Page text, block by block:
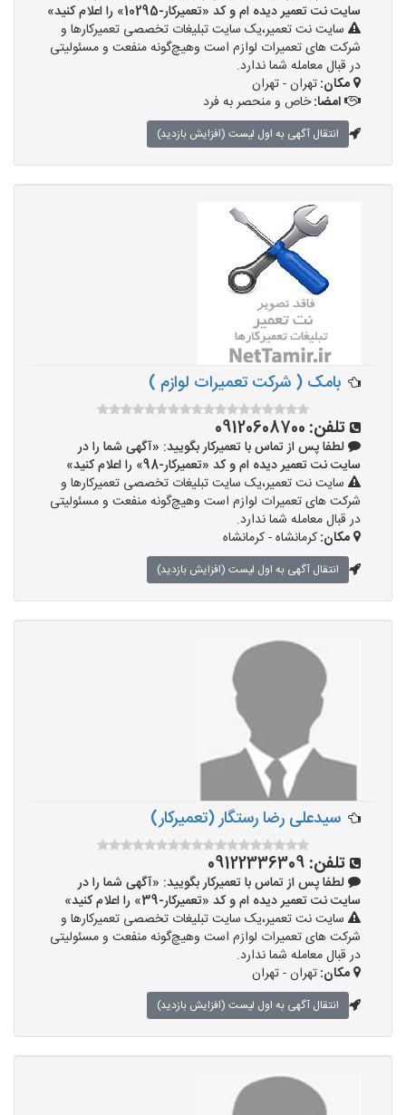
سایت نت تعمیر دیده ام و کد «تعمیرکار-10295» را اعلام کنید»
سایت نت تعمیر،یک سایت تبلیغات تخصصی تعمیرکارها و
شرکت های تعمیرات لوازم است وهیچ‌گونه منفعت و مسئولیتی
در قبال معامله شما ندارد.
مکان:تهران - تهران
امضا:خاص و منحصر به فرد
انتقال آگهی به اول لیست (افزایش بازدید)
بامک ( شرکت تعمیرات لوازم )
تلفن: 09120608700
لطفا پس از تماس با تعمیرکار بگویید: «آگهی شما را در
سایت نت تعمیر دیده ام و کد «تعمیرکار-98» را اعلام کنید»
سایت نت تعمیر،یک سایت تبلیغات تخصصی تعمیرکارها و
شرکت های تعمیرات لوازم است وهیچ‌گونه منفعت و مسئولیتی
در قبال معامله شما ندارد.
مکان:کرمانشاه - کرمانشاه
انتقال آگهی به اول لیست (افزایش بازدید)
سیدعلی رضا رستگار (تعمیرکار)
تلفن: 09122336309
لطفا پس از تماس با تعمیرکار بگویید: «آگهی شما را در
سایت نت تعمیر دیده ام و کد «تعمیرکار-39» را اعلام کنید»
سایت نت تعمیر،یک سایت تبلیغات تخصصی تعمیرکارها و
شرکت های تعمیرات لوازم است وهیچ‌گونه منفعت و مسئولیتی
در قبال معامله شما ندارد.
مکان:تهران - تهران
انتقال آگهی به اول لیست (افزایش بازدید)